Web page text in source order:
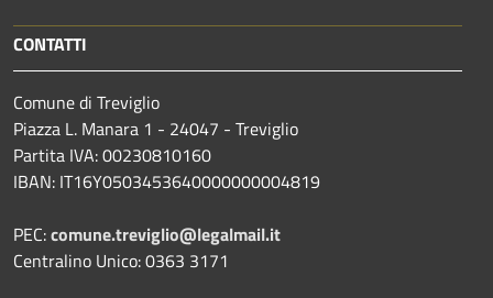
CONTATTI
Comune di Treviglio
Piazza L. Manara 1 - 24047 - Treviglio
Partita IVA: 00230810160
IBAN: IT16Y0503453640000000004819
PEC:comune.treviglio@legalmail.it
Centralino Unico: 0363 3171